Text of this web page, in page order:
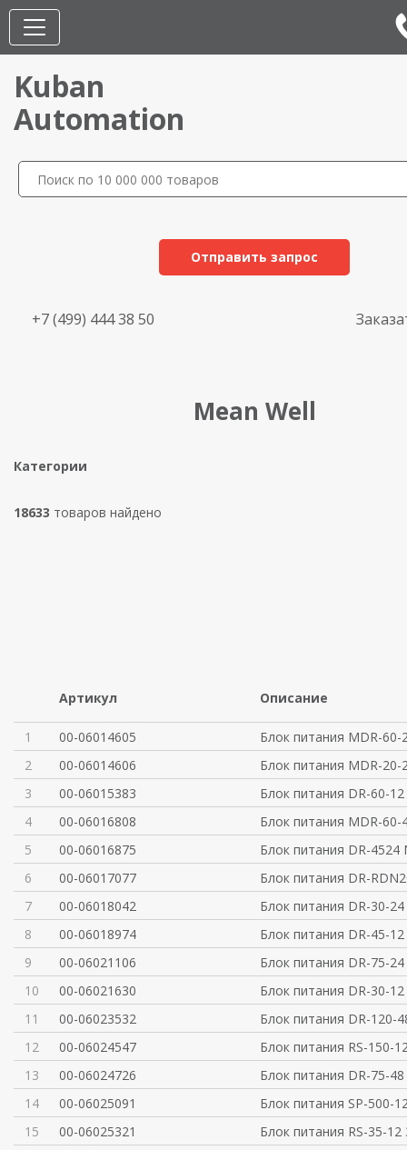
Kuban
Automation
Отправить запрос
+7 (499) 444 38 50
Mean Well
Категории
18633 товаров найдено
Артикул Описание
1 00-06014605
Блок питания MDR-60-
2
00-06014606
Блок питания MDR-20-
3
00-06015383
Блок питания DR-60-
4
00-06016808
Блок питания MDR-60-
5
00-06016875
Блок питания DR-4524
6
00-06017077
Блок питания DR-
7
00-06018042
Блок питания DR-30-
8
00-06018974
Блок питания DR-45-
9
00-06021106
Блок питания DR-75-
10
00-06021630
Блок питания DR-30-
11
00-06023532
Блок питания DR-120-
12
00-06024547
Блок питания RS-150-
13
00-06024726
Блок питания DR-75-
14
00-06025091
Блок питания SP-500-
15
00-06025321
Блок питания RS-35-12